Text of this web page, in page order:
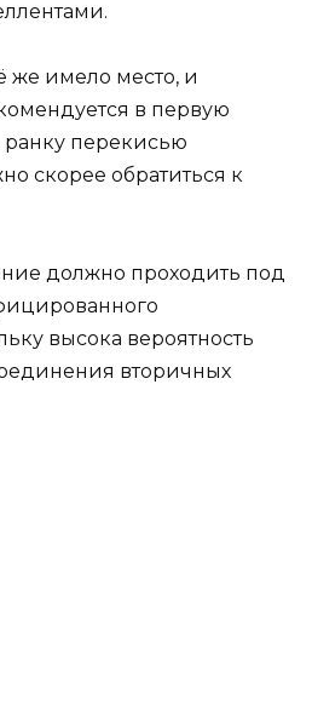
же имело место, и
в первую
ранку перекисью
скорее обратиться к
должно проходить под
высока вероятность
вторичных